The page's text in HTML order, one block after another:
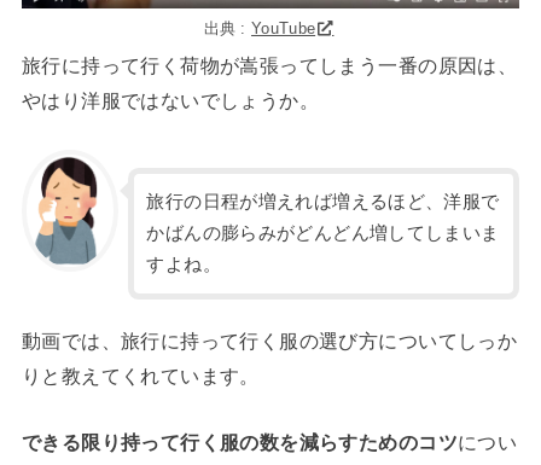
出典 :YouTube
旅行に持って行く荷物が嵩張ってしまう一番の原因は、
やはり洋服ではないでしょうか。
旅行の日程が増えれば増えるほど、洋服で
かばんの膨らみがどんどん増してしまいま
すよね。
動画では、旅行に持って行く服の選び方についてしっか
りと教えてくれています。
できる限り持って行く服の数を減らすためのコツについ